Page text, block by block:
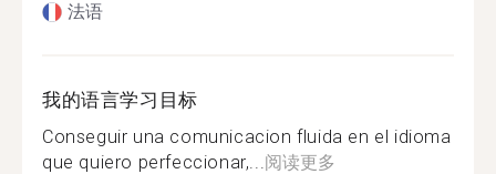
法语
我的语言学习目标
Conseguir una comunicacion fluida en el idioma
que quiero perfeccionar,...阅读更多